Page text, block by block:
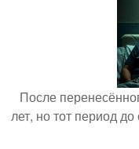
После
лет, но тот период